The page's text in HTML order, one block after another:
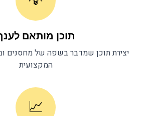
תוכן מותאם
יצירת תוכן שמדבר בשפה שלמחסנים
המקצועית
📈